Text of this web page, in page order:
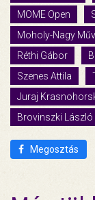
MOME Open
Moholy-Nagy
Réthi Gábor
Szenes Attila
Juraj
Brovinszki László
Megosztás